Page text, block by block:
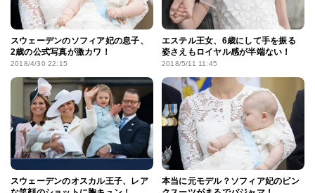
スウェーデンのソフィア妃の息子、
2歳の公式写真が激カワ！
2018/4/30 22:15
エステル王女、6歳にして手を振る
姿さえもロイヤル感が半端ない！
2018/5/11 11:45
スウェーデンのオスカル王子、レア
本当に元モデル？ソフィア妃のピン